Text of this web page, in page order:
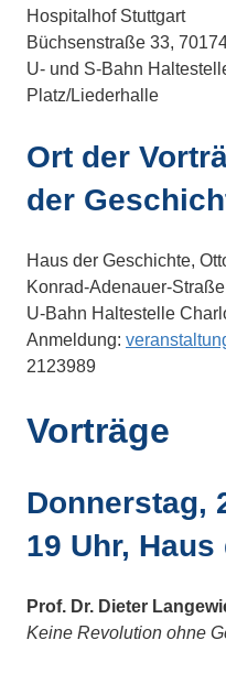
Hospitalhof Stuttgart
Büchsenstraße 33,
U- und S-Bahn
Platz/Liederhalle
Ort der
der
Haus der Geschichte,
Konrad-Adenauer-
U-Bahn Haltestelle
Anmeldung:
2123989
Vorträge
Donnerstag,
19 Uhr,
Prof. Dr. Dieter
Keine Revolution ohne